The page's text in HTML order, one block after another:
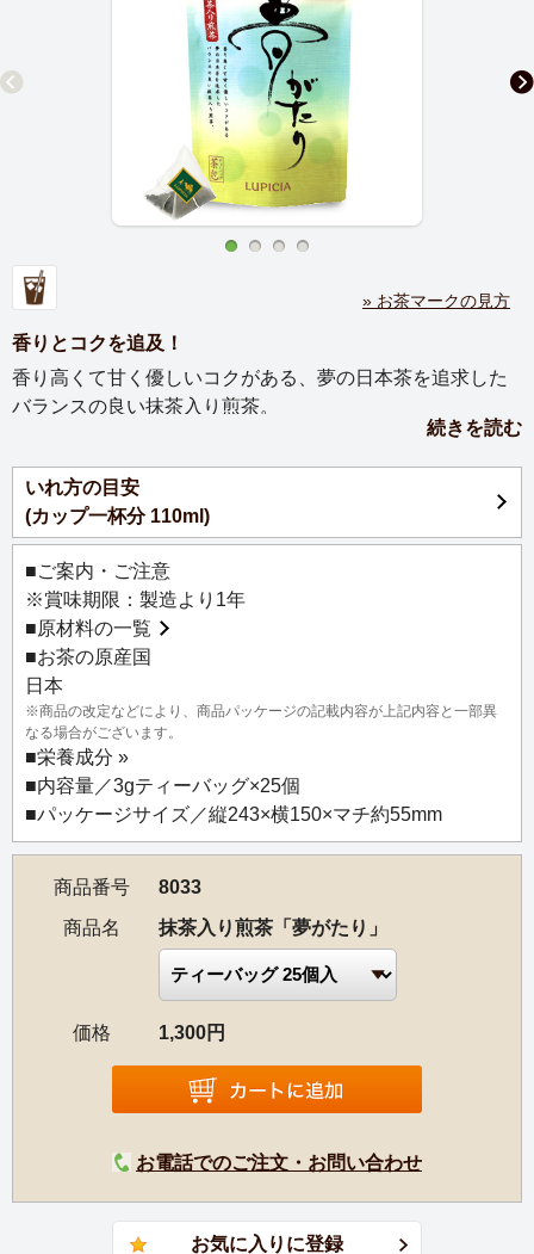
» お茶マークの見方
香りとコクを追及！
香り高くて甘く優しいコクがある、夢の日本茶を追求した
バランスの良い抹茶入り煎茶。
ルピシアの日本茶に新しいお茶が加わりました。
100g入とティーバッグ25個入の展開で毎日気軽にお飲みい
ただけるように、おもとめやすい価格、パッケージもスタ
ンド型・チャック付きにしました。
爽やかな香りが特徴の昔ながらの煎茶（普通蒸し煎茶）、
まろやかな深蒸し煎茶、コクのある抹茶を使用し、それぞ
れのお茶の特徴をいかした、とてもバランスの良い風味の
ブレンドです。
産地・品種は日本茶の代名詞、静岡県産のやぶきた品種
100％。
これぞ日本茶！という香り立ち、抹茶の贅沢な味わいが楽
しめます。
【おすすめのいれ方】
熱湯でいれても渋くならないため、気をつかわずに気軽に
お楽しみいただけます。水出しアイスティーもおすすめで
続きを読む
いれ方の目安
(カップ一杯分 110ml)
■ご案内・ご注意
※賞味期限：製造より1年
■原材料の一覧
■お茶の原産国
日本
※商品の改定などにより、商品パッケージの記載内容が上記内容と一部異
なる場合がございます。
■栄養成分 »
■内容量／3gティーバッグ×25個
■パッケージサイズ／縦243×横150×マチ約55mm
商品番号
8033
商品名
抹茶入り煎茶「夢がたり」
価格 1,300円
お電話でのご注文・お問い合わせ